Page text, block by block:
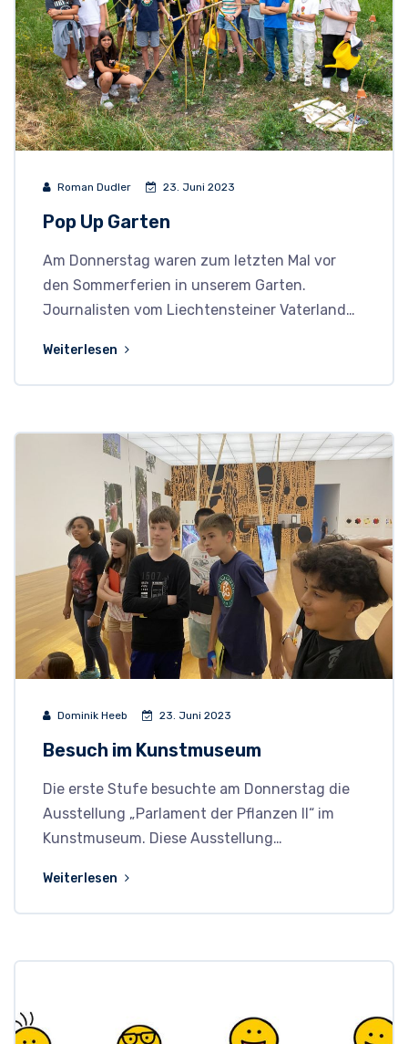
Roman Dudler 23. Juni 2023
Pop Up Garten
Am Donnerstag waren zum letzten Mal vor
den Sommerferien in unserem Garten.
Journalisten vom Liechtensteiner Vaterland…
Weiterlesen
Dominik Heeb 23. Juni 2023
Besuch im Kunstmuseum
Die erste Stufe besuchte am Donnerstag die
Ausstellung „Parlament der Pflanzen II“ im
Kunstmuseum. Diese Ausstellung…
Weiterlesen